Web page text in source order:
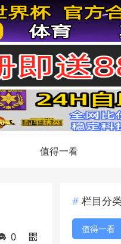
值得一看
0
栏目分
值得一看